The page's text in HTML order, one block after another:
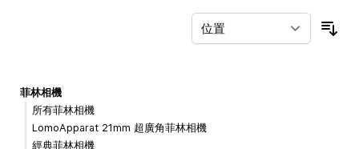
菲林相機
所有菲林相機
LomoApparat 21mm 超廣角菲林相機
經典菲林相機